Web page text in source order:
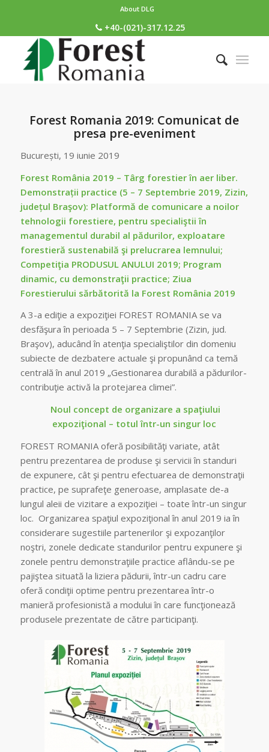
About DLG
+40-(021)-317.12.25
Forest Romania 2019: Comunicat de
presa pre-eveniment
București, 19 iunie 2019
Forest România 2019 – Târg forestier în aer liber.
Demonstrații practice (5 – 7 Septembrie 2019, Zizin,
județul Braşov): Platformă de comunicare a noilor
tehnologii forestiere, pentru specialiştii în
managementul durabil al pădurilor, exploatare
forestieră sustenabilă şi prelucrarea lemnului;
Competiţia PRODUSUL ANULUI 2019; Program
dinamic, cu demonstraţii practice; Ziua
Forestierului sărbătorită la Forest România 2019
A 3-a ediţie a expoziţiei FOREST ROMANIA se va
desfăşura în perioada 5 – 7 Septembrie (Zizin, jud.
Braşov), aducând în atenţia specialiştilor din domeniu
subiecte de dezbatere actuale şi propunând ca temă
centrală în anul 2019 „Gestionarea durabilă a pădurilor-
contribuţie activă la protejarea climei”.
Noul concept de organizare a spaţiului
expoziţional – totul într-un singur loc
FOREST ROMANIA oferă posibilităţi variate, atât
pentru prezentarea de produse şi servicii în standuri
de expunere, cât şi pentru efectuarea de demonstraţii
practice, pe suprafeţe generoase, amplasate de-a
lungul aleii de vizitare a expoziţiei – toate într-un singur
loc. Organizarea spaţiul expoziţional în anul 2019 ia în
considerare sugestiile partenerilor şi expozanţilor
noştri, zonele dedicate standurilor pentru expunere şi
zonele pentru demonstraţiile practice aflându-se pe
pajiştea situată la liziera pădurii, într-un cadru care
oferă condiţii optime pentru prezentarea într-o
manieră profesionistă a modului în care funcţionează
produsele prezentate de către participanţi.